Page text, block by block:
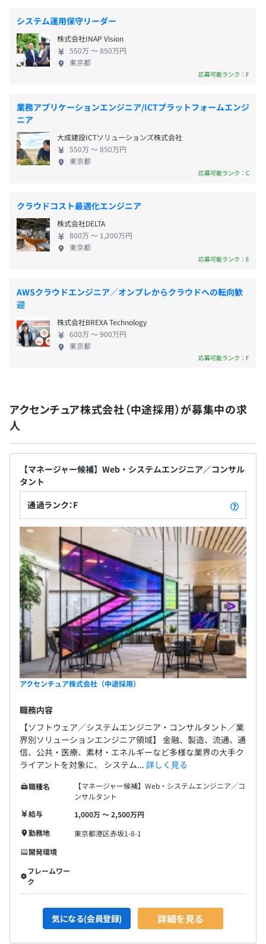
受動喫煙防止措置に関する事項
屋内原則禁煙（喫煙室あり）
※オフィスによっては喫煙室のある勤務先もある。またお
客様先で業務を行う場合はそのルールに従う
完全週休2日制（土曜日、日曜日）
祝日
年末年始
者・ライフパートナー出産休暇・子の看護休暇
介護休業・育児休業
他
・残業手当：実施分の支給
・住宅手当 等
※評価に基づく
【保険制度】
・労災保険
無期雇用
6カ月
システム運用保守リーダー
株式会社INAP Vision
550万 〜 850万円
東京都
応募可能ランク：F
業務アプリケーションエンジニア/ICTプラットフォームエンジ
ニア
大成建設ICTソリューションズ株式会社
550万 〜 850万円
東京都
応募可能ランク：C
クラウドコスト最適化エンジニア
株式会社DELTA
800万 〜 1,200万円
東京都
応募可能ランク：E
AWSクラウドエンジニア／オンプレからクラウドへの転向歓
迎
株式会社BREXA Technology
600万 〜 900万円
東京都
応募可能ランク：F
アクセンチュア株式会社（中途採用）が募集中の求
人
【マネージャー候補】Web・システムエンジニア／コンサル
タント
通過ランク：F
アクセンチュア株式会社（中途採用）
職務内容
【ソフトウェア／システムエンジニア・コンサルタント／業
界別ソリューションエンジニア領域】 金融、製造、流通、通
信、公共・医療、素材・エネルギーなど多様な業界の大手ク
ライアントを対象に、 システム... 詳しく見る
職種名
【マネージャー候補】Web・システムエンジニア／コ
ンサルタント
給与
1,000万 〜 2,500万円
勤務地
東京都港区赤坂1-8-1
開発環境
フレームワー
ク
気になる(会員登録) 詳細を見る